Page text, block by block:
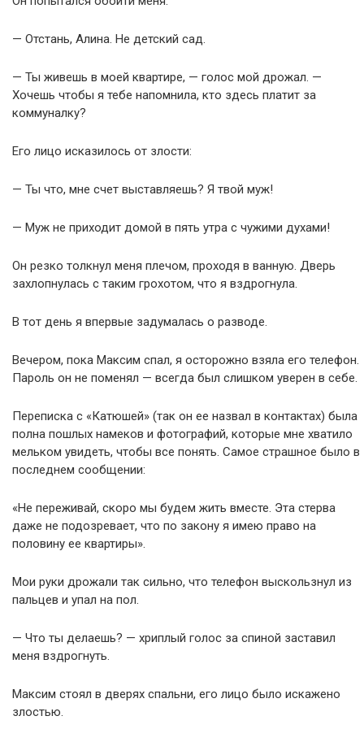
— Отстань, Алина. Не детский сад.
— Ты живешь в моей квартире, — голос мой дрожал. —
Хочешь чтобы я тебе напомнила, кто здесь платит за
коммуналку?
Его лицо исказилось от злости:
— Ты что, мне счет выставляешь? Я твой муж!
— Муж не приходит домой в пять утра с чужими духами!
Он резко толкнул меня плечом, проходя в ванную. Дверь
захлопнулась с таким грохотом, что я вздрогнула.
В тот день я впервые задумалась о разводе.
Вечером, пока Максим спал, я осторожно взяла его телефон.
Пароль он не поменял — всегда был слишком уверен в себе.
Переписка с «Катюшей» (так он ее назвал в контактах) была
полна пошлых намеков и фотографий, которые мне хватило
мельком увидеть, чтобы все понять. Самое страшное было в
последнем сообщении:
«Не переживай, скоро мы будем жить вместе. Эта стерва
даже не подозревает, что по закону я имею право на
половину ее квартиры».
Мои руки дрожали так сильно, что телефон выскользнул из
пальцев и упал на пол.
— Что ты делаешь? — хриплый голос за спиной заставил
меня вздрогнуть.
Максим стоял в дверях спальни, его лицо было искажено
злостью.